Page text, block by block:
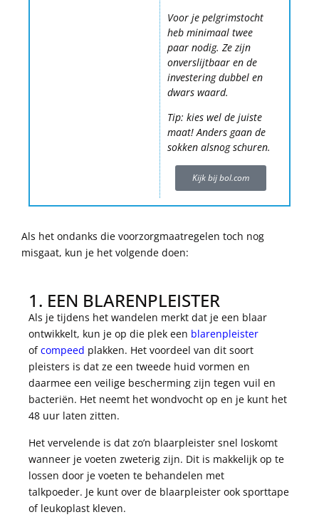
Voor je pelgrimstocht
heb minimaal twee
paar nodig. Ze zijn
onverslijtbaar en de
investering dubbel en
dwars waard.
Tip: kies wel de juiste
maat! Anders gaan de
sokken alsnog schuren.
Kijk bij bol.com
Als het ondanks die voorzorgmaatregelen toch nog
misgaat, kun je het volgende doen:
1. EEN BLARENPLEISTER
Als je tijdens het wandelen merkt dat je een blaar
ontwikkelt, kun je op die plek een blarenpleister
ofcompeed plakken. Het voordeel van dit soort
pleisters is dat ze een tweede huid vormen en
daarmee een veilige bescherming zijn tegen vuil en
bacteriën. Het neemt het wondvocht op en je kunt het
48 uur laten zitten.
Het vervelende is dat zo’n blaarpleister snel loskomt
wanneer je voeten zweterig zijn. Dit is makkelijk op te
lossen door je voeten te behandelen met
talkpoeder. Je kunt over de blaarpleister ook sporttape
of leukoplast kleven.